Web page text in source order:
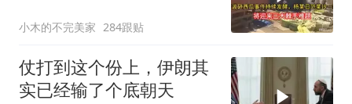
小木的不完美家 284跟贴
仗打到这个份上，伊朗其
实已经输了个底朝天